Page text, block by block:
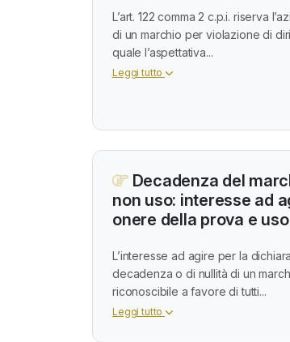
L’art. 122 comma 2 c.p.i. riserva
di un marchio per violazione di
quale l’aspettativa...
Leggi tutto
Decadenza del
non uso: interesse ad
onere della prova e
L’interesse ad agire per la
decadenza o di nullità di un
riconoscibile a favore di tutti...
Leggi tutto